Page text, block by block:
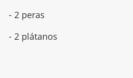
- 2 peras
- 2 plátanos